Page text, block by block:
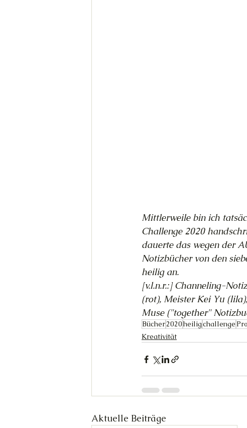
Mittlerweile bin ich
Challenge 2020
dauerte das wegen der
Notizbücher von den
heilig an.
[v.l.n.r.:] Channeling-
(rot), Meister Kei Yu
Muse ("together"
Bücher2020heiligchallenge
Kreativität
Aktuelle Beiträge